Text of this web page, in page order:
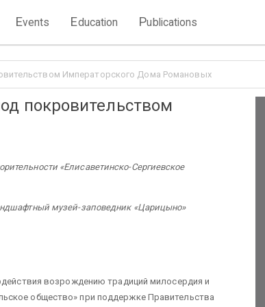
Events Education Publications
Императорского Дома Романовых
покровительством
«Елисаветинско-Сергиевское
музей-заповедник «Царицыно»
возрождению традиций милосердия и
общество» при поддержке Правительства